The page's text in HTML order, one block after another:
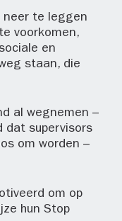
neer te leggen
voorkomen,
en
staan, die
al wegnemen –
dat supervisors
om worden –
om op
hun Stop